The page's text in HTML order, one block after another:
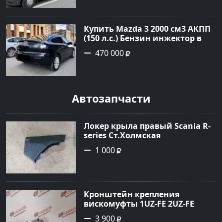
Авторынок23
Купить Mazda 3 2000 см3 АКПП
(150 л.с.) Бензин инжектор в
Геленджик : цвет Чёрный
Седан 2008 года по цене 470000
470 000
Автозапчасти
Локер крыла правый Scania R-
series Ст.Холмская
1 000
Кронштейн крепления
вискомуфты 1UZ-FE 2UZ-FE
Краснодар
3 900